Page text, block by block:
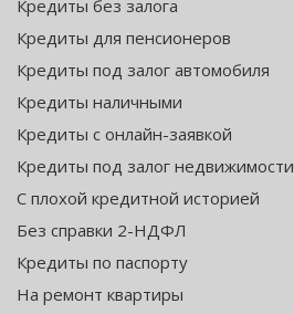
Кредиты без залога
Кредиты для пенсионеров
Кредиты под залог автомобиля
Кредиты наличными
Кредиты с онлайн-заявкой
Кредиты под залог недвижимости
С плохой кредитной историей
Без справки 2-НДФЛ
Кредиты по паспорту
На ремонт квартиры